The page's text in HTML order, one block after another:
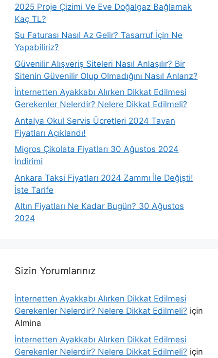
2025 Proje Çizimi Ve Eve Doğalgaz Bağlamak
Kaç TL?
Su Faturası Nasıl Az Gelir? Tasarruf İçin Ne
Yapabiliriz?
Güvenilir Alışveriş Siteleri Nasıl Anlaşılır? Bir
Sitenin Güvenilir Olup Olmadığını Nasıl Anlarız?
İnternetten Ayakkabı Alırken Dikkat Edilmesi
Gerekenler Nelerdir? Nelere Dikkat Edilmeli?
Antalya Okul Servis Ücretleri 2024 Tavan
Fiyatları Açıklandı!
Migros Çikolata Fiyatları 30 Ağustos 2024
İndirimi
Ankara Taksi Fiyatları 2024 Zammı İle Değişti!
İşte Tarife
Altın Fiyatları Ne Kadar Bugün? 30 Ağustos
2024
Sizin Yorumlarınız
İnternetten Ayakkabı Alırken Dikkat Edilmesi
Gerekenler Nelerdir? Nelere Dikkat Edilmeli? için
Almina
İnternetten Ayakkabı Alırken Dikkat Edilmesi
Gerekenler Nelerdir? Nelere Dikkat Edilmeli? için